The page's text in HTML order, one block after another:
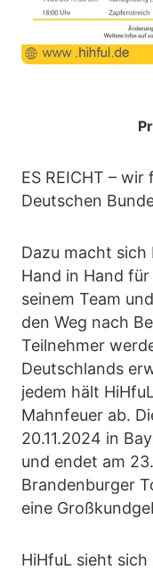
ES REICHT –
Deutschen
Dazu macht sich
Hand in Hand
seinem Team
den Weg nach
Teilnehmer
Deutschlands
jedem hält
Mahnfeuer ab.
20.11.2024 in
und endet am
Brandenburger
eine
HiHfuL sieht